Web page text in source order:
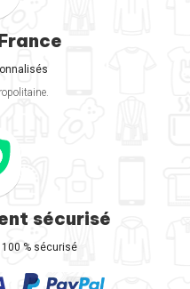
sécurisé
% sécurisé